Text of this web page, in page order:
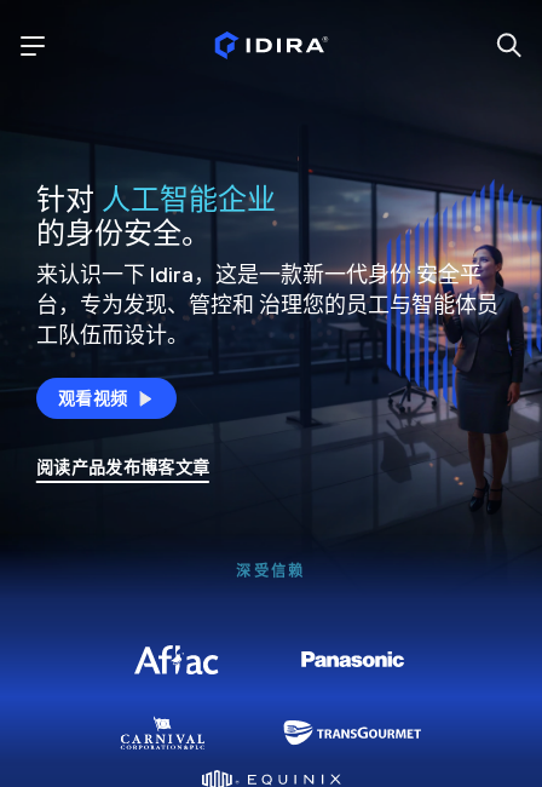
针对 人工智能企业
的身份安全。
来认识一下 Idira，这是一款新一代身份安全平
台，专为发现、管控和 治理您的员工与智能体员
工队伍而设计。
观看视频
阅读产品发布博客文章
深受信赖